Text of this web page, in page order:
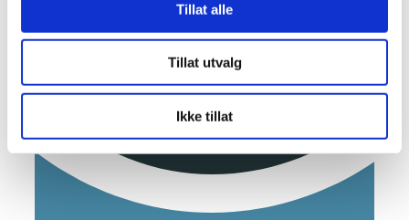
Tillat alle
Tillat utvalg
Ikke tillat